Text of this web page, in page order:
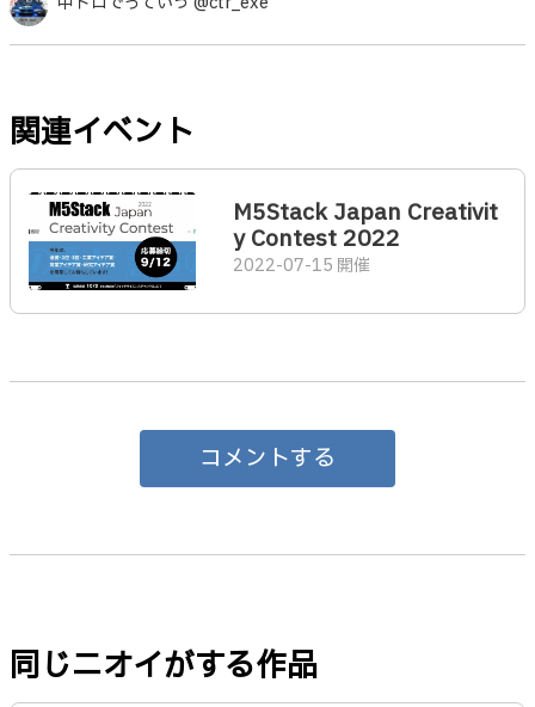
関連イベント
M5Stack Japan Creativit
y Contest 2022
2022-07-15 開催
コメントする
同じニオイがする作品